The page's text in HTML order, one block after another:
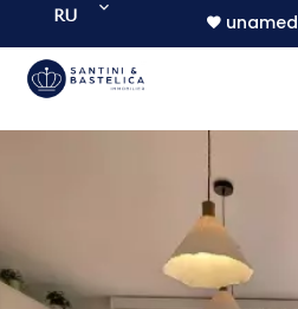
RU unamed